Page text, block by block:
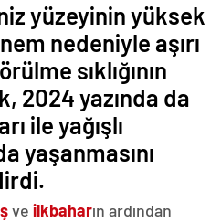
yüzeyinin yüksek
nedeniyle aşırı
sıklığının
2024 yazında da
ile yağışlı
yaşanmasını
ve ilkbaharın ardından